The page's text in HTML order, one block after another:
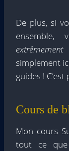
De plus, si
simplement
guides !
Cours de
Mon cours
tout ce